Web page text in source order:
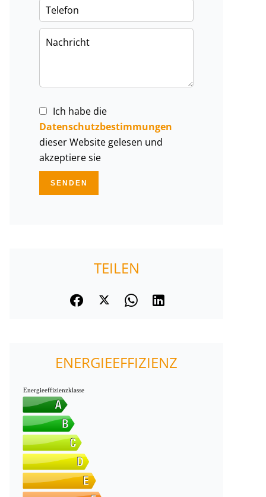
Ich habe die
Datenschutzbestimmungen
dieser Website gelesen und
akzeptiere sie
SENDEN
TEILEN
ENERGIEEFFIZIENZ
Energieeffizienzklasse